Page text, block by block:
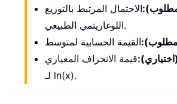
الاحتمال المرتبط بالتوزيع
اللوغاريتمي الطبيعي.
قيمة الانحراف المعياري
لـ ln(x).